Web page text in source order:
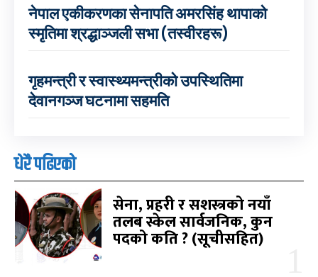
नेपाल एकीकरणका सेनापति अमरसिंह थापाको
स्मृतिमा श्रद्धाञ्जली सभा (तस्वीरहरू)
गृहमन्त्री र स्वास्थ्यमन्त्रीको उपस्थितिमा
देवानगञ्ज घटनामा सहमति
धेरै पढिएको
सेना, प्रहरी र सशस्त्रको नयाँ
तलब स्केल सार्वजनिक, कुन
पदको कति ? (सूचीसहित)